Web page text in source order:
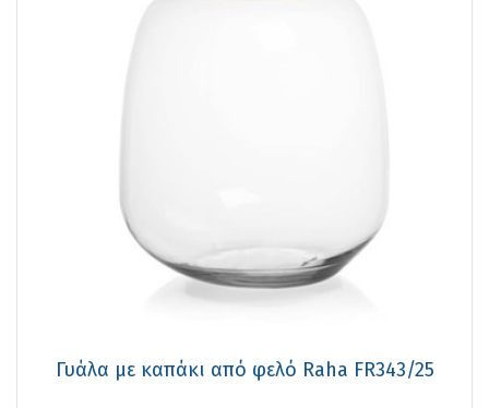
Γυάλα με καπάκι από φελό Raha FR343/25